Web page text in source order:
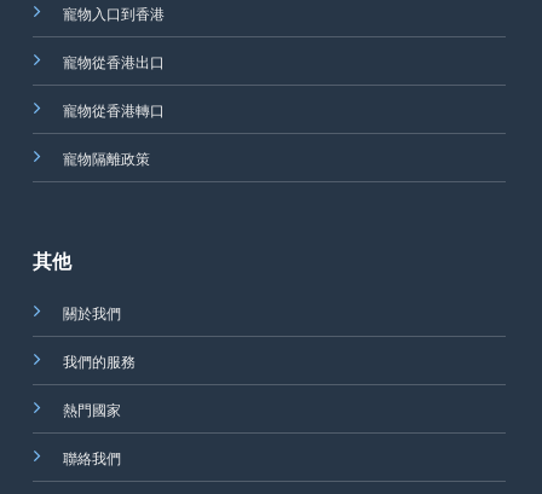
寵物入口到香港
寵物從香港出口
寵物從香港轉口
寵物隔離政策
其他
關於我們
我們的服務
熱門國家
聯絡我們